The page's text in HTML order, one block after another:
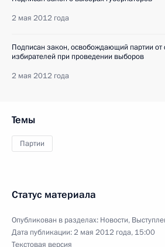
2 мая 2012 года
Подписан закон, освобождающий партии от
избирателей при проведении выборов
2 мая 2012 года
Темы
Партии
Статус материала
Опубликован в разделах: Новости,
Дата публикации:2 мая 2012 года, 15:00
Текстовая версия